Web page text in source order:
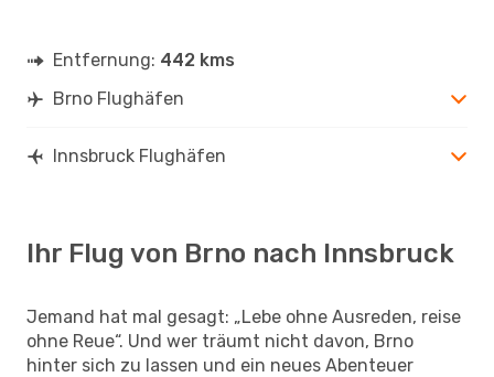
Entfernung: 442 kms
Brno Flughäfen
Innsbruck Flughäfen
Ihr Flug von Brno nach Innsbruck
Jemand hat mal gesagt: „Lebe ohne Ausreden, reise
ohne Reue“. Und wer träumt nicht davon, Brno
hinter sich zu lassen und ein neues Abenteuer